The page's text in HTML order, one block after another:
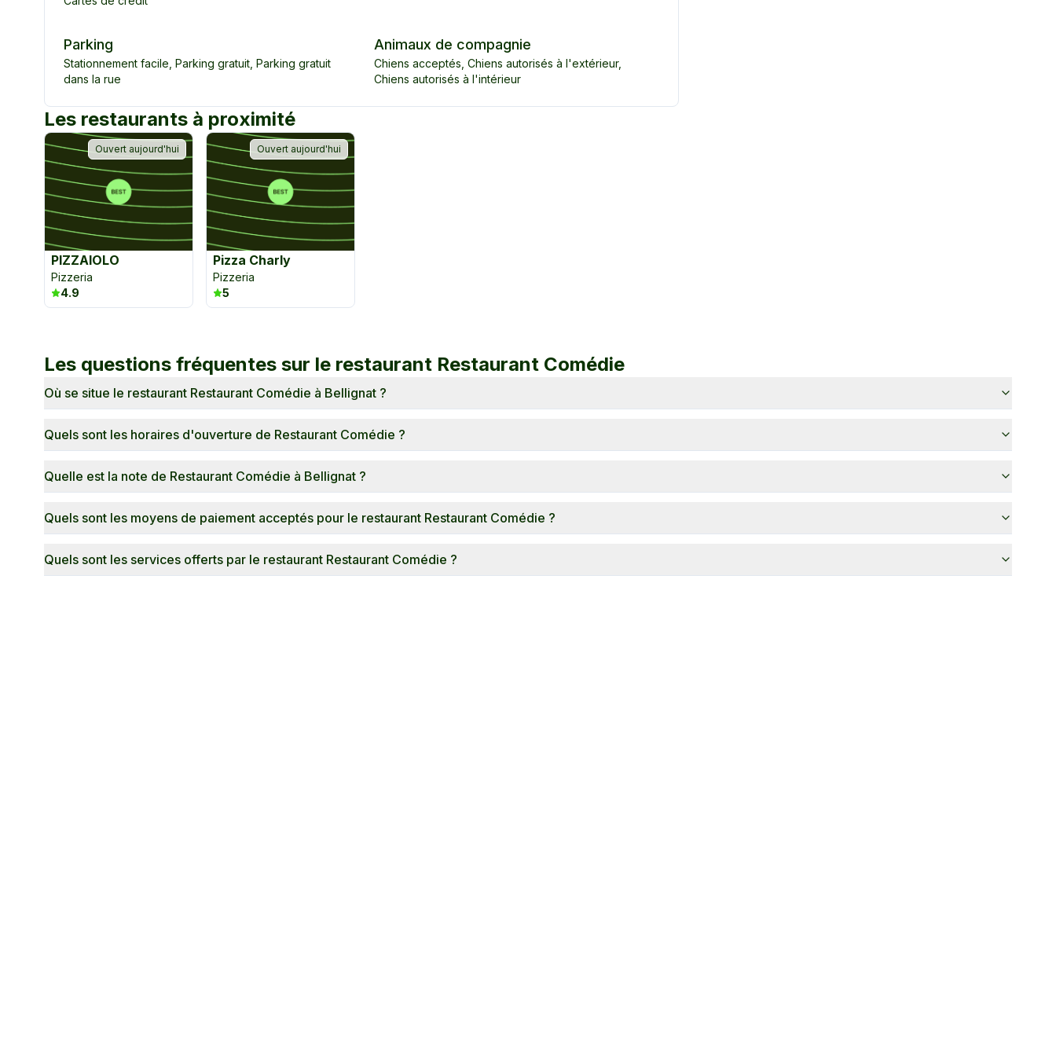
Parking
Stationnement facile Parking gratuit Parking gratuit
dans la rue
Animaux de compagnie
Chiens acceptés Chiens autorisés à l'extérieur,
Chiens autorisés à l'intérieur
Les restaurants à proximité
Ouvert aujourd'hui
PIZZAIOLO
Pizzeria
4.9
Ouvert aujourd'hui
Pizza Charly
Pizzeria
5
Les questions fréquentes sur le restaurant Restaurant Comédie
Où se situe le restaurant Restaurant Comédie à Bellignat ?
Quels sont les horaires d'ouverture de Restaurant Comédie ?
Quelle est la note de Restaurant Comédie à Bellignat ?
Quels sont les moyens de paiement acceptés pour le restaurant Restaurant Comédie ?
Quels sont les services offerts par le restaurant Restaurant Comédie ?